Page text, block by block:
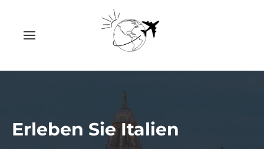
Erleben Sie Italien